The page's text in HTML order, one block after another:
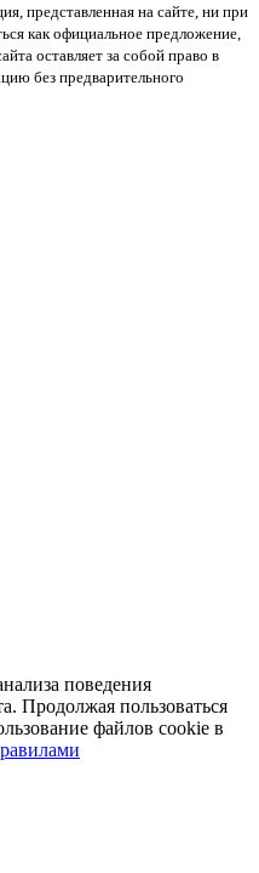
представленная на сайте, ни при
как официальное предложение,
оставляет за собой право в
без предварительного
поведения
Продолжая пользоваться
файлов cookie в